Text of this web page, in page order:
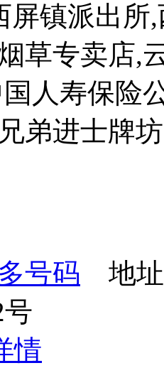
屏镇派出
草专卖店,
人寿保险
弟进士牌
号码 地址
情